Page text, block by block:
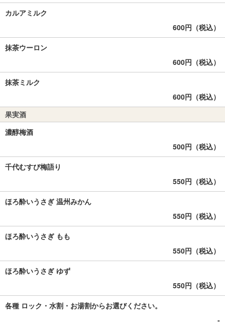
カルアミルク
600円（税込）
抹茶ウーロン
600円（税込）
抹茶ミルク
600円（税込）
果実酒
濃醇梅酒
500円（税込）
千代むすび梅語り
550円（税込）
ほろ酔いうさぎ 温州みかん
550円（税込）
ほろ酔いうさぎ もも
550円（税込）
ほろ酔いうさぎ ゆず
550円（税込）
各種 ロック・水割・お湯割からお選びください。
‐